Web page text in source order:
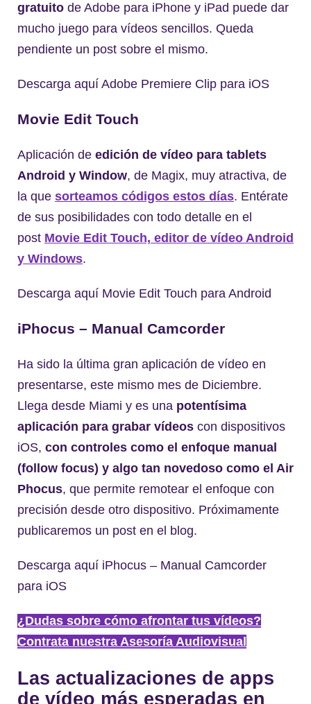
gratuito de Adobe para iPhone y iPad puede dar
mucho juego para vídeos sencillos. Queda
pendiente un post sobre el mismo.
Descarga aquí Adobe Premiere Clip para iOS
Movie Edit Touch
Aplicación de edición de vídeo para tablets
Android y Window, de Magix, muy atractiva, de
la que sorteamos códigos estos días. Entérate
de sus posibilidades con todo detalle en el
post Movie Edit Touch, editor de vídeo Android
y Windows.
Descarga aquí Movie Edit Touch para Android
iPhocus – Manual Camcorder
Ha sido la última gran aplicación de vídeo en
presentarse, este mismo mes de Diciembre.
Llega desde Miami y es una potentísima
aplicación para grabar vídeos con dispositivos
iOS, con controles como el enfoque manual
(follow focus) y algo tan novedoso como el Air
Phocus, que permite remotear el enfoque con
precisión desde otro dispositivo. Próximamente
publicaremos un post en el blog.
Descarga aquí iPhocus – Manual Camcorder
para iOS
¿Dudas sobre cómo afrontar tus vídeos?
Contrata nuestra Asesoría Audiovisual
Las actualizaciones de apps
de vídeo más esperadas en